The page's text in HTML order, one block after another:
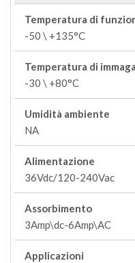
Temperatura di
-50 \ +135°C
Temperatura di
-30 \ +80°C
Umidità ambiente
NA
Alimentazione
36Vdc/120-240Vac
Assorbimento
3Amp\dc-6Amp\AC
Applicazioni